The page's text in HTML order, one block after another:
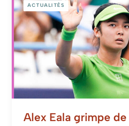
ACTUALITÉS
Alex Eala grimpe